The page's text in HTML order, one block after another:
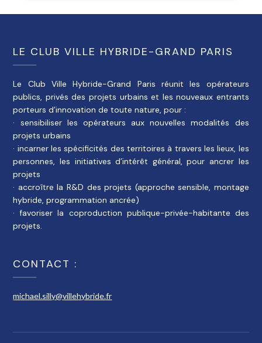
LE CLUB VILLE HYBRIDE-GRAND PARIS
Le Club Ville Hybride-Grand Paris réunit les opérateurs
publics, privés des projets urbains et les nouveaux entrants
porteurs d’innovation de toute nature, pour :
· sensibiliser les opérateurs aux nouvelles modalités des
projets urbains
· incarner les spécificités des territoires à travers les lieux, les
personnes, les initiatives d’intérêt général, pour ancrer les
projets
· accroître la R&D des projets (approche sensible, montage
hybride, programmation ancrée)
· favoriser la coproduction publique-privée-habitante des
projets.
CONTACT :
michael.silly@villehybride.fr